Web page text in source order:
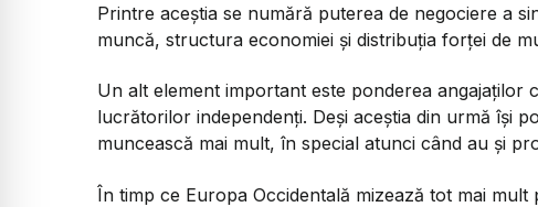
Printre aceștia se numără puterea de negociere a
muncă, structura economiei și distribuția forței de
Un alt element important este ponderea
lucrătorilor independenți. Deși aceștia din urmă își
muncească mai mult, în special atunci când au și
În timp ce Europa Occidentală mizează tot mai